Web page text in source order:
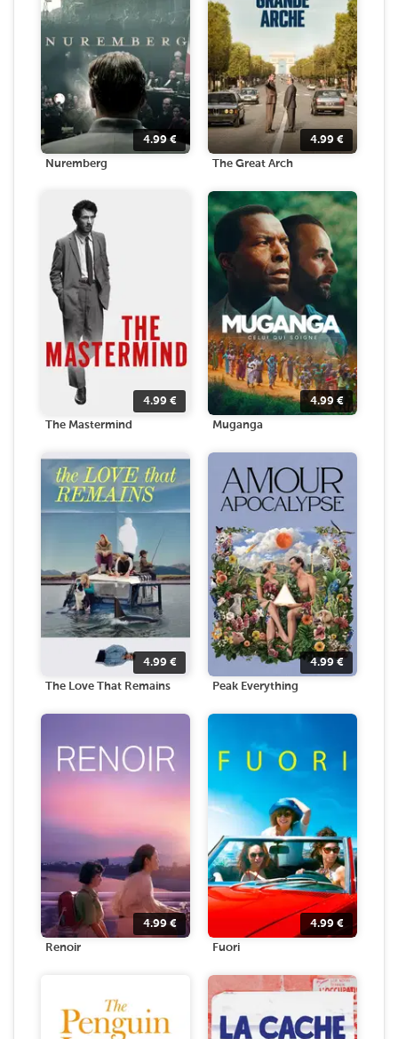
4.99€
Nuremberg
4.99 €
The Great Arch
4.99 €
The Mastermind
4.99 €
Muganga
4.99 €
The Love That Remains
4.99€
Peak Everything
4.99 €
Renoir
4.99 €
Fuori